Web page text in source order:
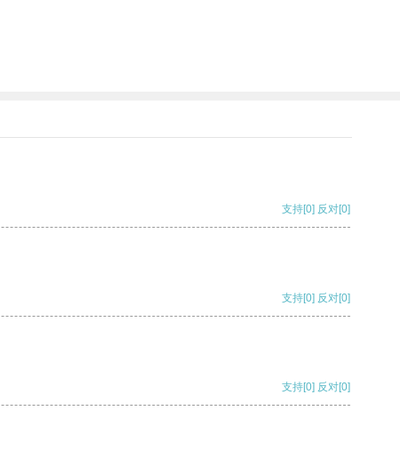
支持[0] 反对[0]
支持[0] 反对[0]
支持[0] 反对[0]